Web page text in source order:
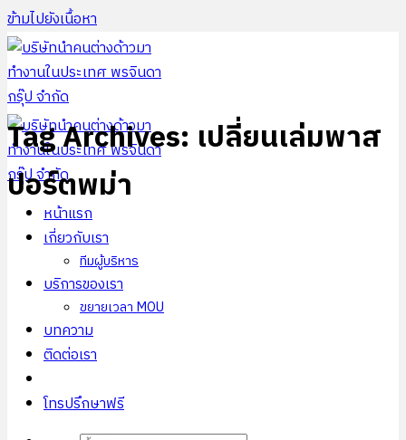
ข้ามไปยังเนื้อหา
หน้าแรก
เกี่ยวกับเรา
ทีมผู้บริหาร
บริการของเรา
ขยายเวลา MOU
บทความ
ติดต่อเรา
โทรปรึกษาฟรี
Tag Archives: เปลี่ยนเล่มพาส
ปอร์ตพม่า